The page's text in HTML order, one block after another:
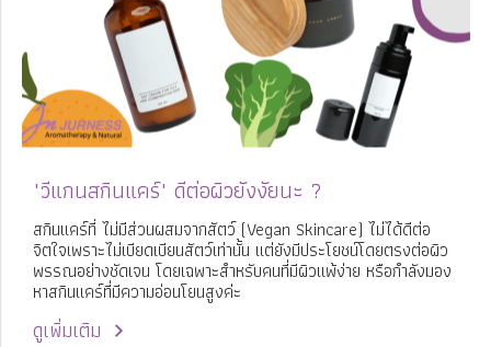
"วีแกนสกินแคร์" ดีต่อผิวยังงัยนะ ?
สกินแคร์ที่ ไม่มีส่วนผสมจากสัตว์ (Vegan Skincare) ไม่ได้ดีต่อ
จิตใจเพราะไม่เบียดเบียนสัตว์เท่านั้น แต่ยังมีประโยชน์โดยตรงต่อผิว
พรรณอย่างชัดเจน โดยเฉพาะสำหรับคนที่มีผิวแพ้ง่าย หรือกำลังมอง
หาสกินแคร์ที่มีความอ่อนโยนสูงค่ะ
ดูเพิ่มเติม